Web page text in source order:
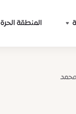
المنطقة الحرة